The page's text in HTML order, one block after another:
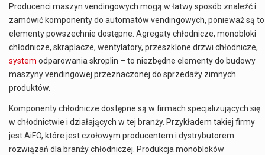
Producenci maszyn vendingowych mogą w łatwy sposób znaleźć i
zamówić komponenty do automatów vendingowych, ponieważ są to
elementy powszechnie dostępne. Agregaty chłodnicze, monobloki
chłodnicze, skraplacze, wentylatory, przeszklone drzwi chłodnicze,
system odparowania skroplin – to niezbędne elementy do budowy
maszyny vendingowej przeznaczonej do sprzedaży zimnych
produktów.
Komponenty chłodnicze dostępne są w firmach specjalizujących się
w chłodnictwie i działających w tej branży. Przykładem takiej firmy
jest AiFO, które jest czołowym producentem i dystrybutorem
rozwiązań dla branży chłodniczej. Produkcja monobloków